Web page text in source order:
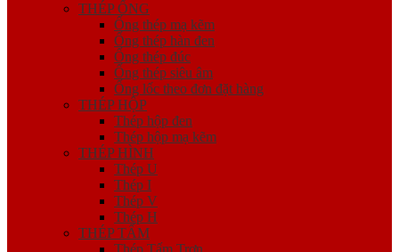
THÉP ỐNG
Ống thép mạ kẽm
Ống thép hàn đen
Ống thép đúc
Ống thép siêu âm
Ống lốc theo đơn đặt hàng
THÉP HỘP
Thép hộp đen
Thép hộp mạ kẽm
THÉP HÌNH
Thép U
Thép I
Thép V
Thép H
THÉP TẤM